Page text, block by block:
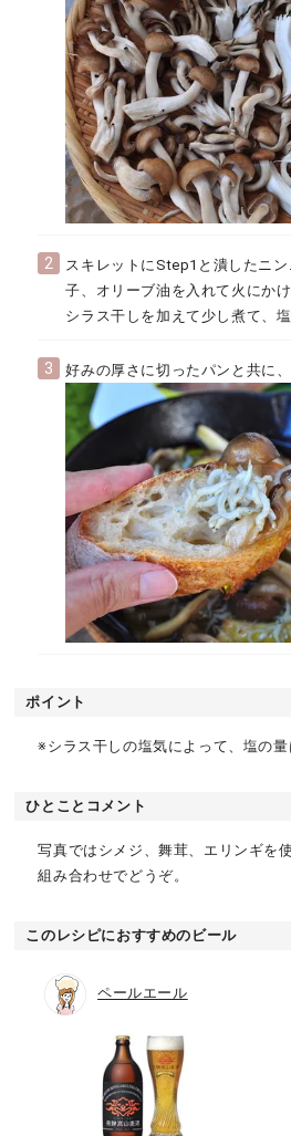
2
スキレットにStep1と潰したニ
子、オリーブ油を入れて火にか
シラス干しを加えて少し煮て、塩
3 好みの厚さに切ったパンと共に
ポイント
※シラス干しの塩気によって、塩の量
ひとことコメント
写真ではシメジ、舞茸、エリンギを
組み合わせでどうぞ。
このレシピにおすすめのビール
ペールエール